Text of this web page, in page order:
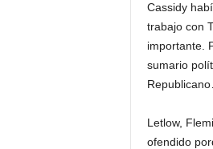
Cassidy
trabajo con
importante.
sumario
Letlow,
ofendido